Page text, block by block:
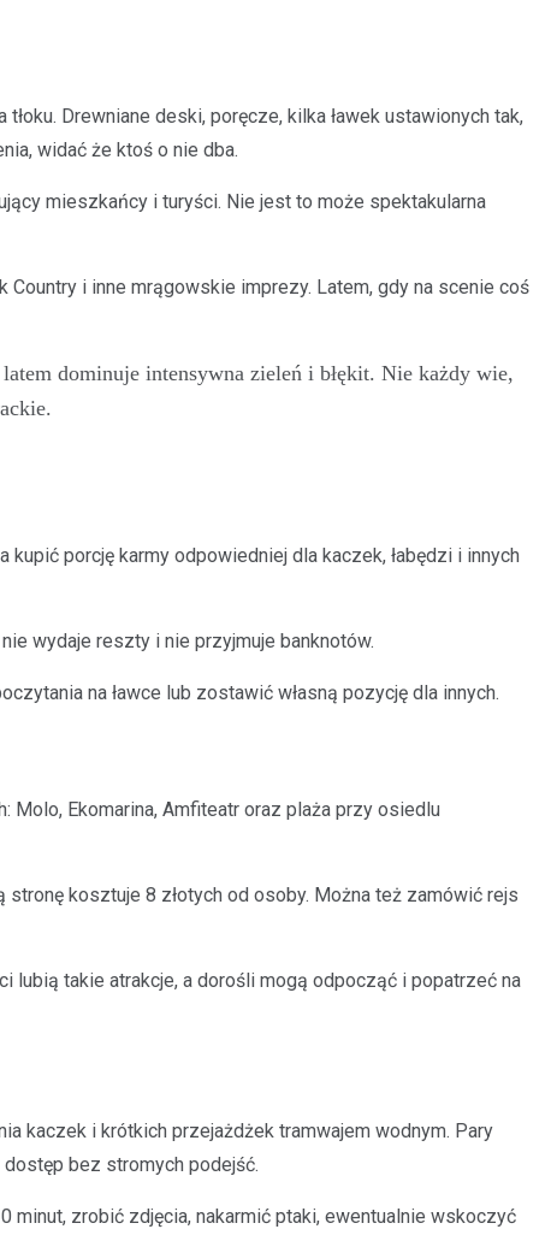
Drewniane deski, poręcze, kilka ławek ustawionych tak,
widać że ktoś o nie dba.
mieszkańcy i turyści. Nie jest to może spektakularna
i inne mrągowskie imprezy. Latem, gdy na scenie coś
dominuje intensywna zieleń i błękit. Nie każdy wie,
porcję karmy odpowiedniej dla kaczek, łabędzi i innych
wydaje reszty i nie przyjmuje banknotów.
na ławce lub zostawić własną pozycję dla innych.
Molo, Ekomarina, Amfiteatr oraz plaża przy osiedlu
kosztuje 8 złotych od osoby. Można też zamówić rejs
lubią takie atrakcje, a dorośli mogą odpocząć i popatrzeć na
kaczek i krótkich przejażdżek tramwajem wodnym. Pary
bez stromych podejść.
zrobić zdjęcia, nakarmić ptaki, ewentualnie wskoczyć